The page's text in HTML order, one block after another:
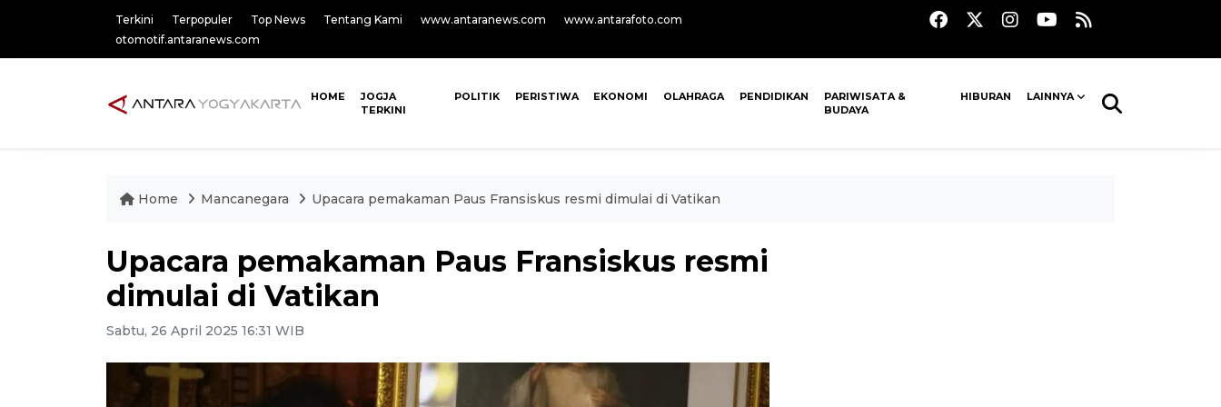
Terkini Terpopuler Top News Tentang Kami www.antaranews.com
www.antarafoto.com
otomotif.antaranews.com
HOME
JOGJA
TERKINI
POLITIK PERISTIWA EKONOMI OLAHRAGA PENDIDIKAN
PARIWISATA &
BUDAYA
HIBURAN LAINNYA
Home Mancanegara Upacara pemakaman Paus Fransiskus resmi dimulai di Vatikan
Upacara pemakaman Paus Fransiskus resmi
dimulai di Vatikan
Sabtu, 26 April 2025 16:31 WIB